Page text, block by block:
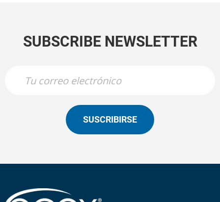
SUBSCRIBE NEWSLETTER
SUSCRIBIRSE